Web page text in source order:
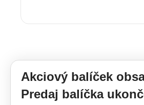
Akciový balíček
Predaj balíčka